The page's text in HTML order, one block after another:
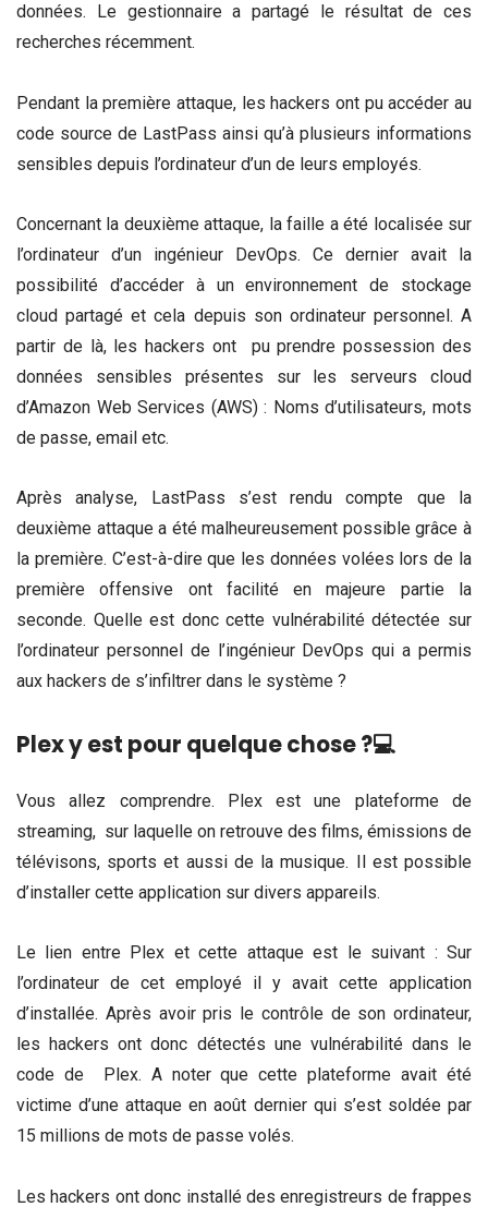
données. Le gestionnaire a partagé le résultat de ces
recherches récemment.
Pendant la première attaque, les hackers ont pu accéder au
code source de LastPass ainsi qu’à plusieurs informations
sensibles depuis l’ordinateur d’un de leurs employés.
Concernant la deuxième attaque, la faille a été localisée sur
l’ordinateur d’un ingénieur DevOps. Ce dernier avait la
possibilité d’accéder à un environnement de stockage
cloud partagé et cela depuis son ordinateur personnel. A
partir de là, les hackers ont pu prendre possession des
données sensibles présentes sur les serveurs cloud
d’Amazon Web Services (AWS) : Noms d’utilisateurs, mots
de passe, email etc.
Après analyse, LastPass s’est rendu compte que la
deuxième attaque a été malheureusement possible grâce à
la première. C’est-à-dire que les données volées lors de la
première offensive ont facilité en majeure partie la
seconde. Quelle est donc cette vulnérabilité détectée sur
l’ordinateur personnel de l’ingénieur DevOps qui a permis
aux hackers de s’infiltrer dans le système ?
Plex y est pour quelque chose ?💻
Vous allez comprendre. Plex est une plateforme de
streaming, sur laquelle on retrouve des films, émissions de
télévisons, sports et aussi de la musique. Il est possible
d’installer cette application sur divers appareils.
Le lien entre Plex et cette attaque est le suivant : Sur
l’ordinateur de cet employé il y avait cette application
d’installée. Après avoir pris le contrôle de son ordinateur,
les hackers ont donc détectés une vulnérabilité dans le
code de Plex. A noter que cette plateforme avait été
victime d’une attaque en août dernier qui s’est soldée par
15 millions de mots de passe volés.
Les hackers ont donc installé des enregistreurs de frappes